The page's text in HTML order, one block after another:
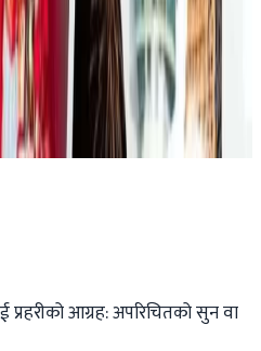
हुँदै
प्रहरीको आग्रह: अपरिचितको सुन वा